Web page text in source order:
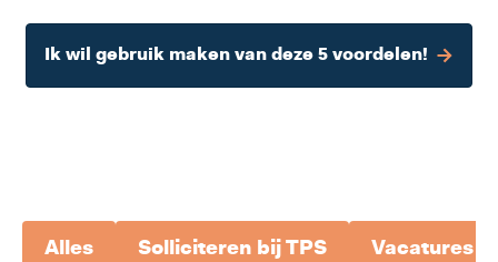
Ik wil gebruik maken van deze 5 voordelen!
Alles Solliciteren bij TPS Vacatures &